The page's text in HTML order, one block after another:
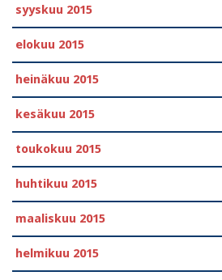
syyskuu 2015
elokuu 2015
heinäkuu 2015
kesäkuu 2015
toukokuu 2015
huhtikuu 2015
maaliskuu 2015
helmikuu 2015